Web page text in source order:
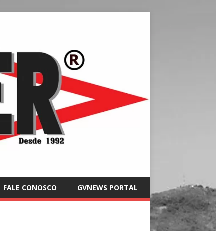
FALE CONOSCO GVNEWS PORTAL